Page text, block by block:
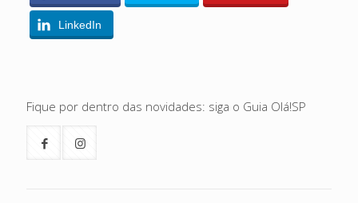
LinkedIn
Fique por dentro das novidades: siga o Guia Olá!SP